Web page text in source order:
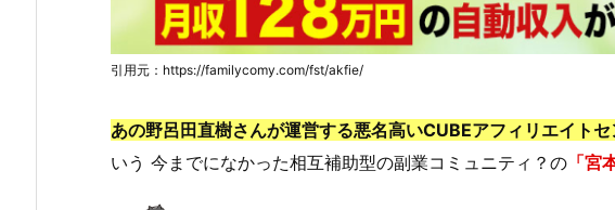
引用元：https://familycomy.com/fst/akfie/
あの野呂田直樹さんが運営する悪名高いCUBEアフィリエイト
いう 今までになかった相互補助型の副業コミュニティ？の 「宮